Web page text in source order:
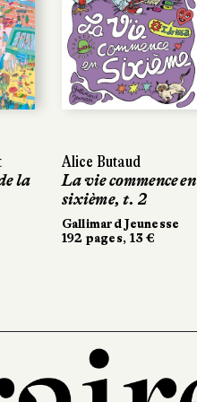
la
Alice Butaud
La vie commence en
sixième, t. 2
Gallimard Jeunesse
192 pages, 13 €